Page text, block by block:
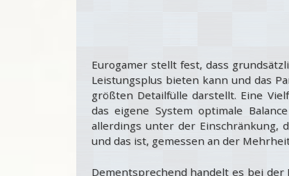
Eurogamer stellt fest, dass
Leistungsplus bieten kann und das
größten Detailfülle darstellt. Eine
das eigene System optimale
allerdings unter der Einschränkung,
und das ist, gemessen an der
Dementsprechend handelt es bei der